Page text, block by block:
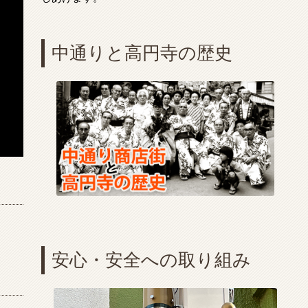
中通りと高円寺の歴史
安心・安全への取り組み